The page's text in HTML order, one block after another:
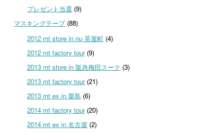
プレゼント当選 (9)
マスキングテープ(88)
2012 mt store in nu 茶屋町(4)
2012 mt factory tour(9)
2013 mt store in 阪急梅田スーク (3)
2013 mt factory tour(21)
2013 mt ex in 粟島 (6)
2014 mt factory tour(20)
2014 mt ex in 名古屋 (2)